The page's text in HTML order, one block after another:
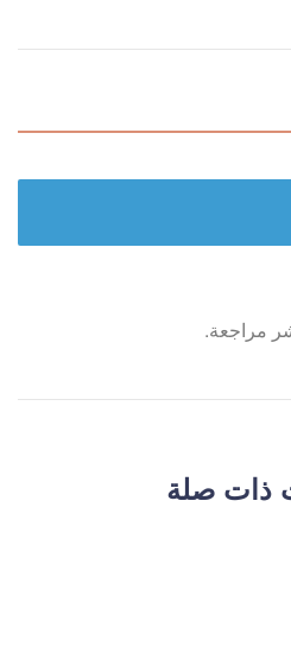
مراجعة.
ذات صلة